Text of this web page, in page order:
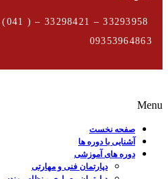
09353964863
Menu
صفحه نخست
آشنایی با دوره ها
دوره های آموزشی
دپارتمان فنی و مهارتی